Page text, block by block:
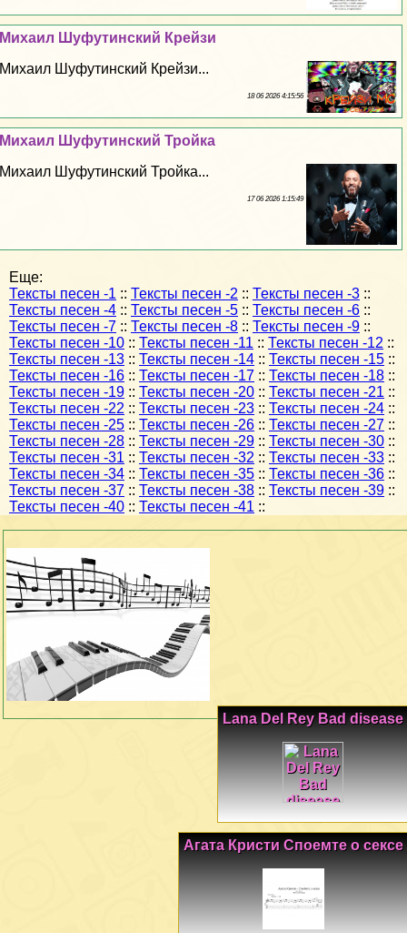
Михаил Шуфутинский Крейзи
Михаил Шуфутинский Крейзи...
18 06 2026 4:15:56
Михаил Шуфутинский Тройка
Михаил Шуфутинский Тройка...
17 06 2026 1:15:49
Еще:
Тексты песен -1 :: Тексты песен -2 :: Тексты песен -3 ::
Тексты песен -4 :: Тексты песен -5 :: Тексты песен -6 ::
Тексты песен -7 :: Тексты песен -8 :: Тексты песен -9 ::
Тексты песен -10 :: Тексты песен -11 :: Тексты песен -12 ::
Тексты песен -13 :: Тексты песен -14 :: Тексты песен -15 ::
Тексты песен -16 :: Тексты песен -17 :: Тексты песен -18 ::
Тексты песен -19 :: Тексты песен -20 :: Тексты песен -21 ::
Тексты песен -22 :: Тексты песен -23 :: Тексты песен -24 ::
Тексты песен -25 :: Тексты песен -26 :: Тексты песен -27 ::
Тексты песен -28 :: Тексты песен -29 :: Тексты песен -30 ::
Тексты песен -31 :: Тексты песен -32 :: Тексты песен -33 ::
Тексты песен -34 :: Тексты песен -35 :: Тексты песен -36 ::
Тексты песен -37 :: Тексты песен -38 :: Тексты песен -39 ::
Тексты песен -40 :: Тексты песен -41 ::
Lana Del Rey Bad disease
Агата Кристи Споемте о сексе